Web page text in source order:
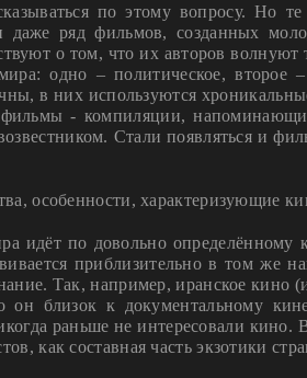
по этому вопросу. Но
даже ряд фильмов, созданных
о том, что их авторов
одно – политическое,
в них используются
- компиляции,
Стали появляться и
особенности, характеризующие
идёт по довольно определённому
приблизительно в том же
Так, например, иранское кино
он близок к документальному
раньше не интересовали
как составная часть экзотики